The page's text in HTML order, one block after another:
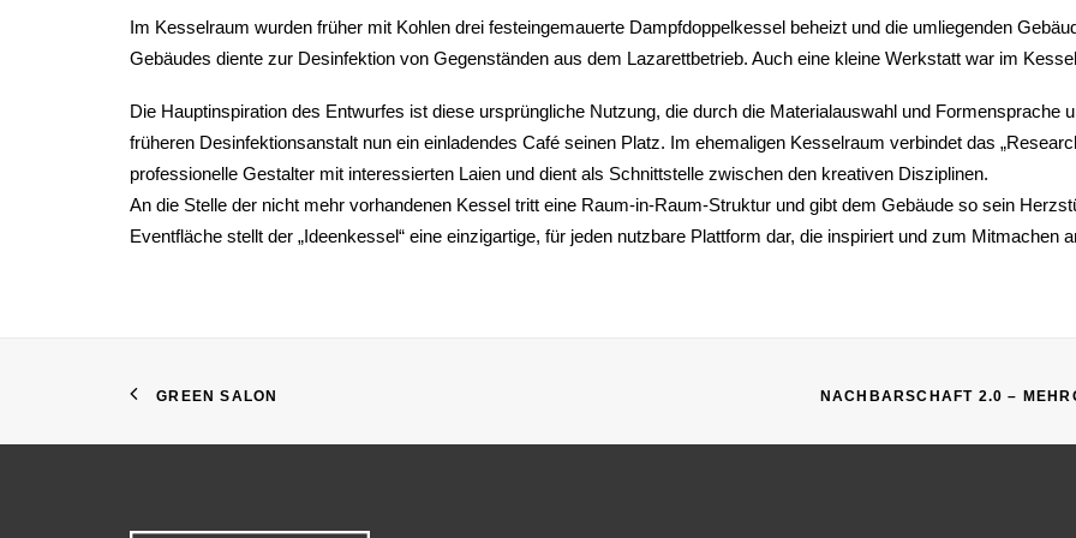
Im Kesselraum wurden früher mit Kohlen drei festeingemauerte Dampfdoppelkessel beheizt und die umliegenden
Gebäudes diente zur Desinfektion von Gegenständen aus dem Lazarettbetrieb. Auch eine kleine Werkstatt war im
Die Hauptinspiration des Entwurfes ist diese ursprüngliche Nutzung, die durch die Materialauswahl und Formensprache
früheren Desinfektionsanstalt nun ein einladendes Café seinen Platz. Im ehemaligen Kesselraum verbindet das
professionelle Gestalter mit interessierten Laien und dient als Schnittstelle zwischen den kreativen Disziplinen.
An die Stelle der nicht mehr vorhandenen Kessel tritt eine Raum-in-Raum-Struktur und gibt dem Gebäude so sein
Eventfläche stellt der „Ideenkessel“ eine einzigartige, für jeden nutzbare Plattform dar, die inspiriert und zum Mitmachen
GREEN SALON NACHBARSCHAFT 2.0 –